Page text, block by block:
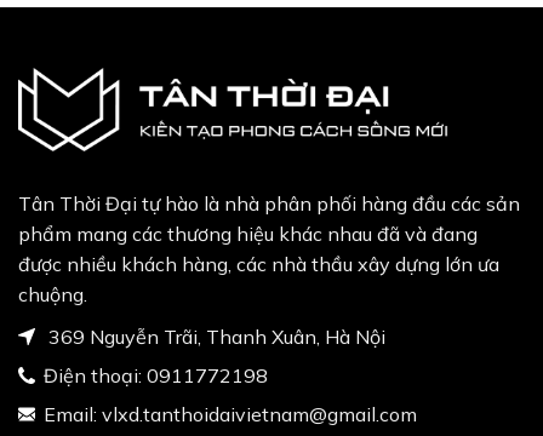
Tân Thời Đại tự hào là nhà phân phối hàng đầu các sản
phẩm mang các thương hiệu khác nhau đã và đang
được nhiều khách hàng, các nhà thầu xây dựng lớn ưa
chuộng.
369 Nguyễn Trãi, Thanh Xuân, Hà Nội
Điện thoại: 0911772198
Email: vlxd.tanthoidaivietnam@gmail.com